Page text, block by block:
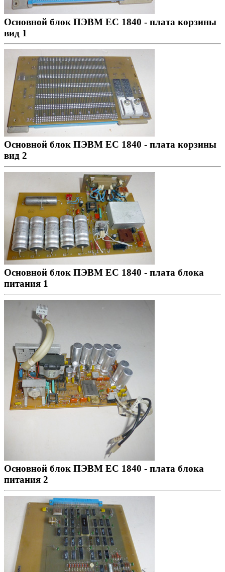
Основной блок ПЭВМ ЕС 1840 - плата корзины
вид 1
Основной блок ПЭВМ ЕС 1840 - плата корзины
вид 2
Основной блок ПЭВМ ЕС 1840 - плата блока
питания 1
Основной блок ПЭВМ ЕС 1840 - плата блока
питания 2